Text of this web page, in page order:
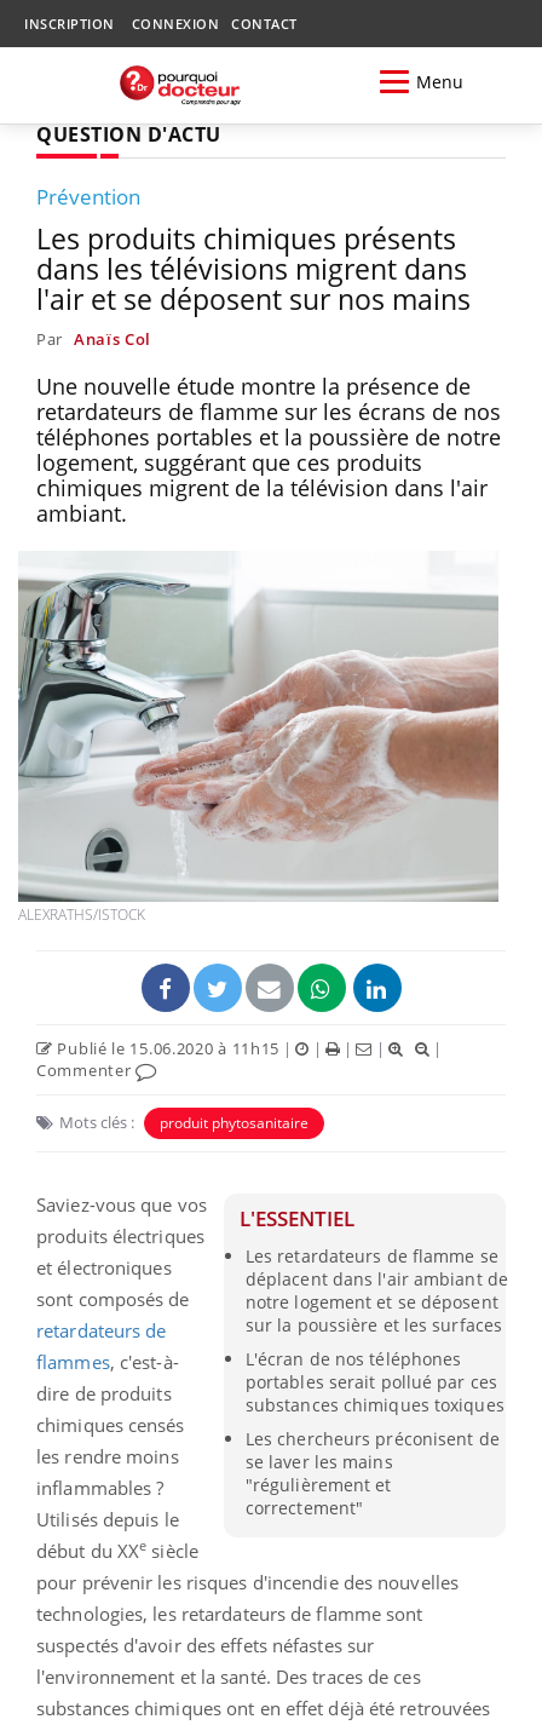
INSCRIPTION CONNEXION CONTACT
Menu
QUESTION D'ACTU
Prévention
Les produits chimiques présents
dans les télévisions migrent dans
l'air et se déposent sur nos mains
Par Anaïs Col
Une nouvelle étude montre la présence de
retardateurs de flamme sur les écrans de nos
téléphones portables et la poussière de notre
logement, suggérant que ces produits
chimiques migrent de la télévision dans l'air
ambiant.
ALEXRATHS/ISTOCK
Publié le 15.06.2020 à 11h15 | | | |
|
Commenter
Mots clés : produit phytosanitaire
L'ESSENTIEL
Les retardateurs de flamme se
déplacent dans l'air ambiant de
notre logement et se déposent
sur la poussière et les surfaces
L'écran de nos téléphones
portables serait pollué par ces
substances chimiques toxiques
Les chercheurs préconisent de
se laver les mains
"régulièrement et
correctement"
Saviez-vous que vos
produits électriques
et électroniques
sont composés de
retardateurs de
flammes, c'est-à-
dire de produits
chimiques censés
les rendre moins
inflammables ?
Utilisés depuis le
début du XXe siècle
pour prévenir les risques d'incendie des nouvelles
technologies, les retardateurs de flamme sont
suspectés d'avoir des effets néfastes sur
l'environnement et la santé. Des traces de ces
substances chimiques ont en effet déjà été retrouvées